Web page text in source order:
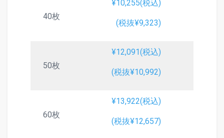
40枚
¥10,255(税込)
(税抜¥9,323)
50枚
¥12,091(税込)
(税抜¥10,992)
60枚
¥13,922(税込)
(税抜¥12,657)